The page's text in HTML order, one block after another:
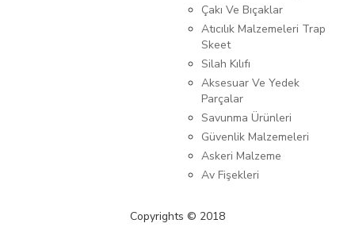
Çakı Ve Bıçaklar
Atıcılık Malzemeleri Trap
Skeet
Silah Kılıfı
Aksesuar Ve Yedek
Parçalar
Savunma Ürünleri
Güvenlik Malzemeleri
Askeri Malzeme
Av Fişekleri
Copyrights © 2018